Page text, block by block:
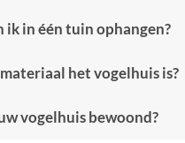
ik in één tuin ophangen?
het vogelhuis is?
vogelhuis bewoond?